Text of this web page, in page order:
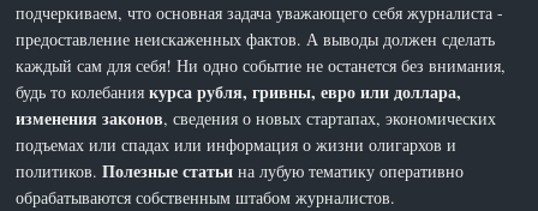
подчеркиваем, что основная задача уважающего себя журналиста -
предоставление неискаженных фактов. А выводы должен сделать
каждый сам для себя! Ни одно событие не останется без внимания,
будь то колебаниякурса рубля, гривны, евро или доллара,
изменения законов, сведения о новых стартапах, экономических
подъемах или спадах или информация о жизни олигархов и
политиков.Полезные статьи на лубую тематику оперативно
обрабатываются собственным штабом журналистов.